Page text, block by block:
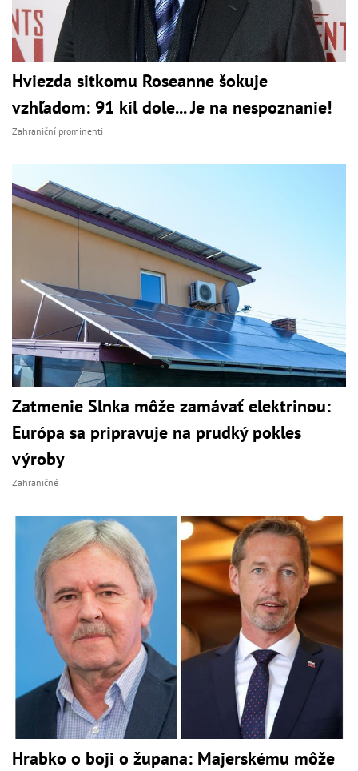
Hviezda sitkomu Roseanne šokuje
vzhľadom: 91 kíl dole... Je na nespoznanie!
Zahraniční prominenti
Zatmenie Slnka môže zamávať elektrinou:
Európa sa pripravuje na prudký pokles
výroby
Zahraničné
Hrabko o boji o župana: Majerskému môže